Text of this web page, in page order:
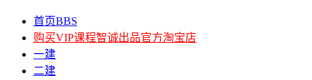
首页BBS
购买VIP课程智诚出品官方淘宝店
一建
二建